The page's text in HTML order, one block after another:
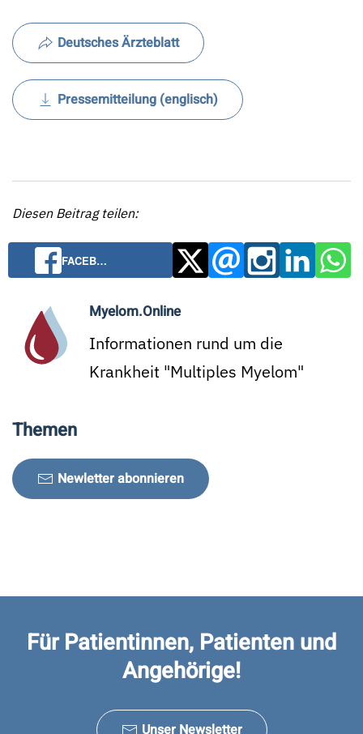
Deutsches Ärzteblatt
Pressemitteilung (englisch)
Diesen Beitrag teilen:
FACEB…
Myelom.Online
Informationen rund um die
Krankheit "Multiples Myelom"
Themen
Newletter abonnieren
Für Patientinnen, Patienten und
Angehörige!
Unser Newsletter